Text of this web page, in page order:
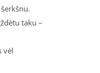
taku –
vėl